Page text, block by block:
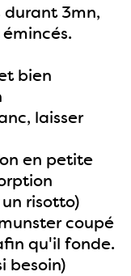
durant 3mn,
bien
laisser
en petite
risotto)
coupé
qu'il fonde.
besoin)